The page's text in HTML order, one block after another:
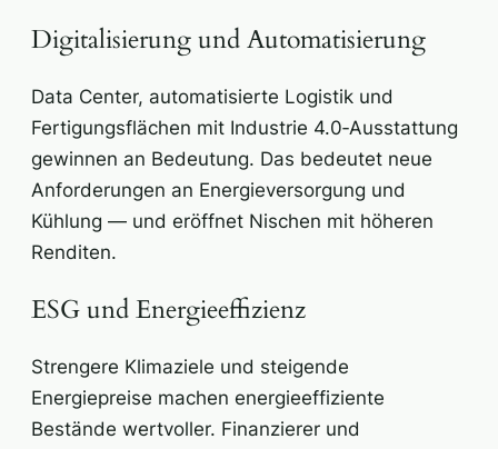
Digitalisierung und Automatisierung
Data Center, automatisierte Logistik und
Fertigungsflächen mit Industrie 4.0‑Ausstattung
gewinnen an Bedeutung. Das bedeutet neue
Anforderungen an Energieversorgung und
Kühlung — und eröffnet Nischen mit höheren
Renditen.
ESG und Energieeffizienz
Strengere Klimaziele und steigende
Energiepreise machen energieeffiziente
Bestände wertvoller. Finanzierer und